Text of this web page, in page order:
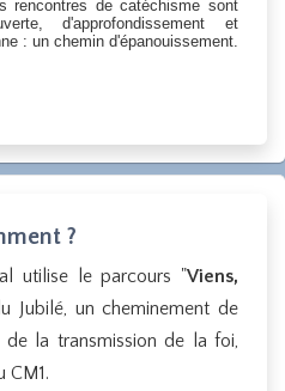
rencontres de catéchisme sont
d'approfondissement et
: un chemin d'épanouissement.
?
utilise le parcours "Viens,
Jubilé, un cheminement de
de la transmission de la foi,
CM1.